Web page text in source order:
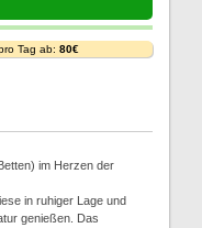
Tag ab: 80€
im Herzen der
in ruhiger Lage und
genießen. Das